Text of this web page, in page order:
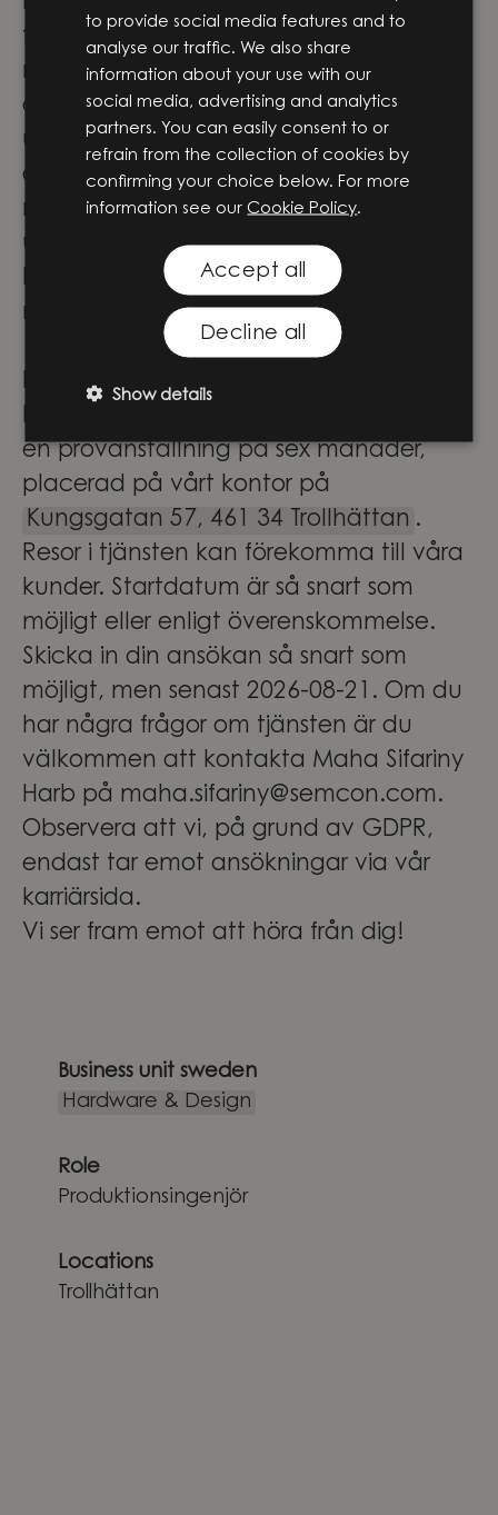
framtidens lösningar genom
meningsfulla projekt i teknikens
absoluta framkant. Här får du inte bara
utvecklas och växa i din roll – du blir
också en del av ett team där
nyfikenhet, samarbete och modet att
utmana driver oss framåt.
Låter det som platsen för dig? Häng
med på vår fortsatta resa!
Praktisk information
Detta är en tillsvidareanställning med
en provanställning på sex månader,
placerad på vårt kontor på
Kungsgatan 57, 461 34 Trollhättan .
Resor i tjänsten kan förekomma till våra
kunder. Startdatum är så snart som
möjligt eller enligt överenskommelse.
Skicka in din ansökan så snart som
möjligt, men senast 2026-08-21. Om du
har några frågor om tjänsten är du
välkommen att kontakta Maha Sifariny
Harb på maha.sifariny@semcon.com.
Observera att vi, på grund av GDPR,
endast tar emot ansökningar via vår
karriärsida.
Vi ser fram emot att höra från dig!
Business unit sweden
Hardware & Design
Role
Produktionsingenjör
Locations
Trollhättan
to provide social media features and to
analyse our traffic. We also share
information about your use with our
social media, advertising and analytics
partners. You can easily consent to or
refrain from the collection of cookies by
confirming your choice below. For more
information see our Cookie Policy.
Accept all
Decline all
Show details